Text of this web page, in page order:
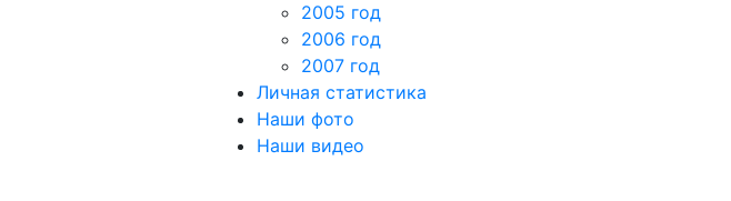
2005 год
2006 год
2007 год
Личная статистика
Наши фото
Наши видео